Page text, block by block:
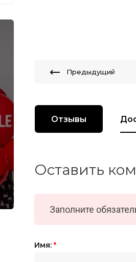
Предыдущий
Отзывы
Оставить
Заполните
Имя: *